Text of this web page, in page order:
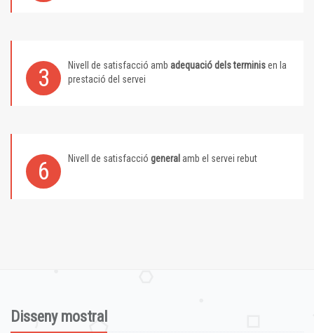
3 Nivell de satisfacció amb adequació dels terminisen la
prestació del servei
6 Nivell de satisfacció general amb el servei rebut
Disseny mostral